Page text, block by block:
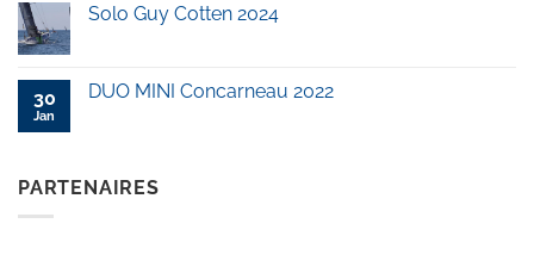
Solo Guy Cotten 2024
30
Jan
DUO MINI Concarneau 2022
PARTENAIRES